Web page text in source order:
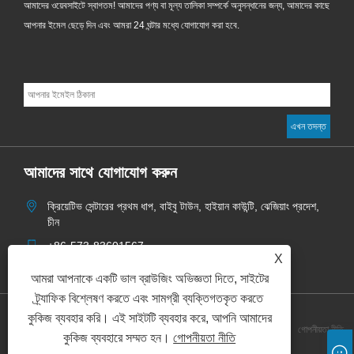
X
আমরা আপনাকে একটি ভাল ব্রাউজিং অভিজ্ঞতা দিতে, সাইটের
ট্র্যাফিক বিশ্লেষণ করতে এবং সামগ্রী ব্যক্তিগতকৃত করতে
কুকিজ ব্যবহার করি। এই সাইটটি ব্যবহার করে, আপনি আমাদের
কুকিজ ব্যবহারে সম্মত হন।গোপনীয়তা নীতি
আমাদের ওয়েবসাইটে স্বাগতম! আমাদের পণ্য বা মূল্য তালিকা সম্পর্কে অনুসন্ধানের জন্য, আমাদের কাছে
আপনার ইমেল ছেড়ে দিন এবং আমরা 24 ঘন্টার মধ্যে যোগাযোগ করা হবে.
আমাদের সাথে যোগাযোগ করুন
ক্রিয়েটিভ সেন্টারের প্রথম ধাপ, বাইবু টাউন, হাইয়ান কাউন্টি, ঝেজিয়াং প্রদেশ,
চীন
+86-573-83601567
info@aoketrade.com
গোপনীয়তা নীতি